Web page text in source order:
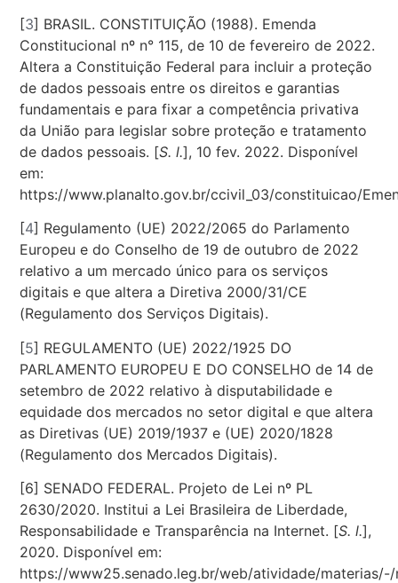
[3] BRASIL. CONSTITUIÇÃO (1988). Emenda
Constitucional nº n° 115, de 10 de fevereiro de 2022.
Altera a Constituição Federal para incluir a proteção
de dados pessoais entre os direitos e garantias
fundamentais e para fixar a competência privativa
da União para legislar sobre proteção e tratamento
de dados pessoais. [S. l.], 10 fev. 2022. Disponível
em:
https://www.planalto.gov.br/ccivil_03/constituicao/
[4] Regulamento (UE) 2022/2065 do Parlamento
Europeu e do Conselho de 19 de outubro de 2022
relativo a um mercado único para os serviços
digitais e que altera a Diretiva 2000/31/CE
(Regulamento dos Serviços Digitais).
[5] REGULAMENTO (UE) 2022/1925 DO
PARLAMENTO EUROPEU E DO CONSELHO de 14 de
setembro de 2022 relativo à disputabilidade e
equidade dos mercados no setor digital e que altera
as Diretivas (UE) 2019/1937 e (UE) 2020/1828
(Regulamento dos Mercados Digitais).
[6] SENADO FEDERAL. Projeto de Lei nº PL
2630/2020. Institui a Lei Brasileira de Liberdade,
Responsabilidade e Transparência na Internet. [S. l.],
2020. Disponível em:
https://www25.senado.leg.br/web/atividade/materias/-/